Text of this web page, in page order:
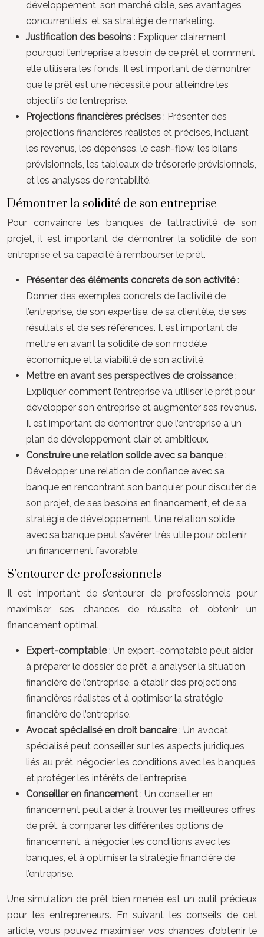
développement, son marché cible, ses avantages
concurrentiels, et sa stratégie de marketing.
Justification des besoins : Expliquer clairement
pourquoi l’entreprise a besoin de ce prêt et comment
elle utilisera les fonds. Il est important de démontrer
que le prêt est une nécessité pour atteindre les
objectifs de l’entreprise.
Projections financières précises : Présenter des
projections financières réalistes et précises, incluant
les revenus, les dépenses, le cash-flow, les bilans
prévisionnels, les tableaux de trésorerie prévisionnels,
et les analyses de rentabilité.
Démontrer la solidité de son entreprise
Pour convaincre les banques de l’attractivité de son
projet, il est important de démontrer la solidité de son
entreprise et sa capacité à rembourser le prêt.
Présenter des éléments concrets de son activité:
Donner des exemples concrets de l’activité de
l’entreprise, de son expertise, de sa clientèle, de ses
résultats et de ses références. Il est important de
mettre en avant la solidité de son modèle
économique et la viabilité de son activité.
Mettre en avant ses perspectives de croissance:
Expliquer comment l’entreprise va utiliser le prêt pour
développer son entreprise et augmenter ses revenus.
Il est important de démontrer que l’entreprise a un
plan de développement clair et ambitieux.
Construire une relation solide avec sa banque:
Développer une relation de confiance avec sa
banque en rencontrant son banquier pour discuter de
son projet, de ses besoins en financement, et de sa
stratégie de développement. Une relation solide
avec sa banque peut s’avérer très utile pour obtenir
un financement favorable.
S’entourer de professionnels
Il est important de s’entourer de professionnels pour
maximiser ses chances de réussite et obtenir un
financement optimal.
Expert-comptable: Un expert-comptable peut aider
à préparer le dossier de prêt, à analyser la situation
financière de l’entreprise, à établir des projections
financières réalistes et à optimiser la stratégie
financière de l’entreprise.
Avocat spécialisé en droit bancaire: Un avocat
spécialisé peut conseiller sur les aspects juridiques
liés au prêt, négocier les conditions avec les banques
et protéger les intérêts de l’entreprise.
Conseiller en financement : Un conseiller en
financement peut aider à trouver les meilleures offres
de prêt, à comparer les différentes options de
financement, à négocier les conditions avec les
banques, et à optimiser la stratégie financière de
l’entreprise.
Une simulation de prêt bien menée est un outil précieux
pour les entrepreneurs. En suivant les conseils de cet
article, vous pouvez maximiser vos chances d’obtenir le